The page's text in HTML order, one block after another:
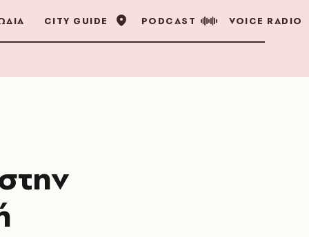
CITY GUIDE PODCAST VOICE RADIO